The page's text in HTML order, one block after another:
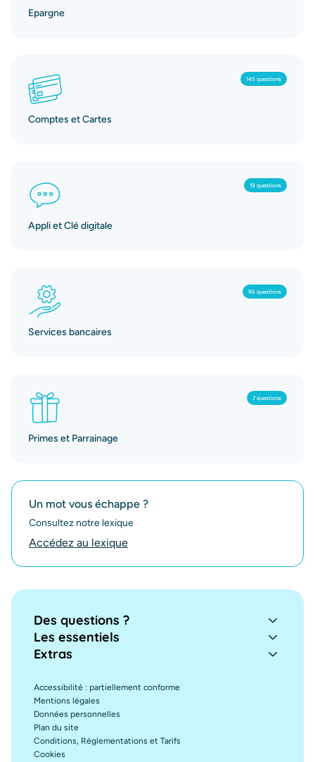
Epargne
145 questions
Comptes et Cartes
19 questions
Appli et Clé digitale
86 questions
Services bancaires
7 questions
Primes et Parrainage
Un mot vous échappe ?
Consultez notre lexique
Accédez au lexique
Des questions ?
Les essentiels
Extras
Accessibilité : partiellement conforme
Mentions légales
Données personnelles
Plan du site
Conditions, Réglementations et Tarifs
Cookies